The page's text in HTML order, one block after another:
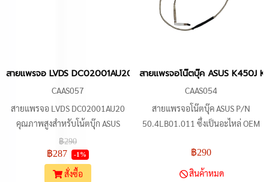
สายแพรจอ LVDS DC02001AU20 สำหรับโน้ตบุ๊ก ASUS K43, X43,
CAAS057
สายแพรจอ LVDS DC02001AU20
คุณภาพสูงสำหรับโน้ตบุ๊ก ASUS
หลากหลายรุ่น เช่น K43, X43, A43,
P43, X44H, K84L, X84, A83, A84,
K53TA, K53TK, K435 สายแพรจอ
฿290
฿287 -1%
สั่งซื้อ
สายแพรจอโน๊ตบุ๊ค ASUS K450J
CAAS054
สายแพรจอโน๊ตบุ๊ค ASUS P/N
50.4LB01.011 ซึ่งเป็นอะไหล่ OEM
ที่รองรับ (K450J, K450V, A450J,
A450JF, X450J, X450JF, F450J,
฿290
สินค้าหมด